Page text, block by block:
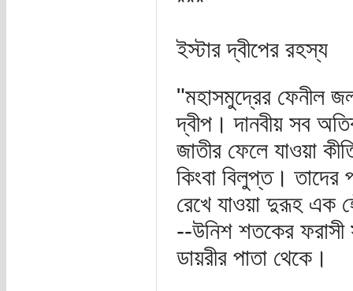
ইস্টার দ্বীপের রহস্য
"মহাসমুদ্রের ফেনীল
দ্বীপ। দানবীয় সব
জাতীর ফেলে যাওয়া
কিংবা বিলুপ্ত। তাদের
রেখে যাওয়া দুরূহ এক
--উনিশ শতকের ফরাসী
ডায়রীর পাতা থেকে।